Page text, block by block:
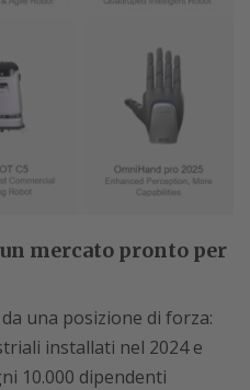
mercato pronto per
una posizione di forza:
installati nel 2024 e
10.000 dipendenti